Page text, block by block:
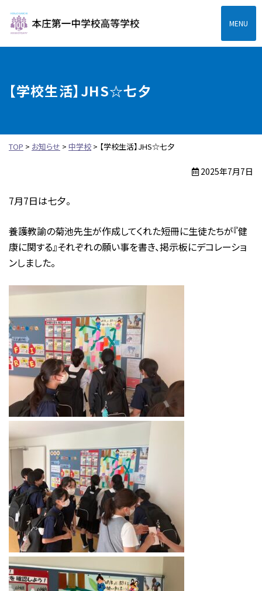
本庄第一高等学校中高一
【学校生活】JHS☆七夕
TOP > お知らせ > 中学校 > 【学校生活】JHS☆七夕
2025年7月7日
7月7日は七夕。
養護教諭の菊池先生が作成してくれた短冊に生徒たちが『健
康に関する』それぞれの願い事を書き、掲示板にデコレーショ
ンしました。